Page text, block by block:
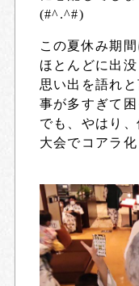
(#^.^#)
この夏休み期
ほとんどに出
思い出を語れ
事が多すぎて
でも、やはり
大会でコアラ